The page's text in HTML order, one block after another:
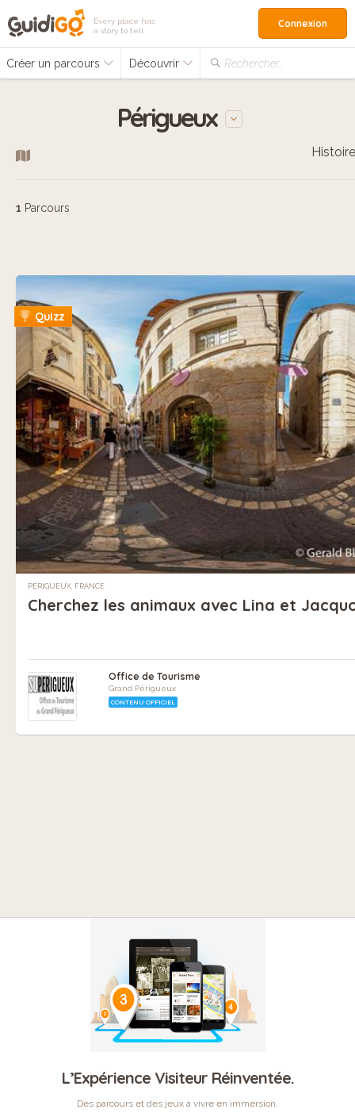
Every place has
a story to tell
Créer un parcours Découvrir Rechercher…
Connexion
Périgueux
Histoire
1 Parcours
Quizz
PÉRIGUEUX, FRANCE
Cherchez les animaux avec Lina et
Office de Tourisme
Grand Périgueux
CONTENU OFFICIEL
L’Expérience Visiteur Réinventée.
Des parcours et des jeux à vivre en immersion.